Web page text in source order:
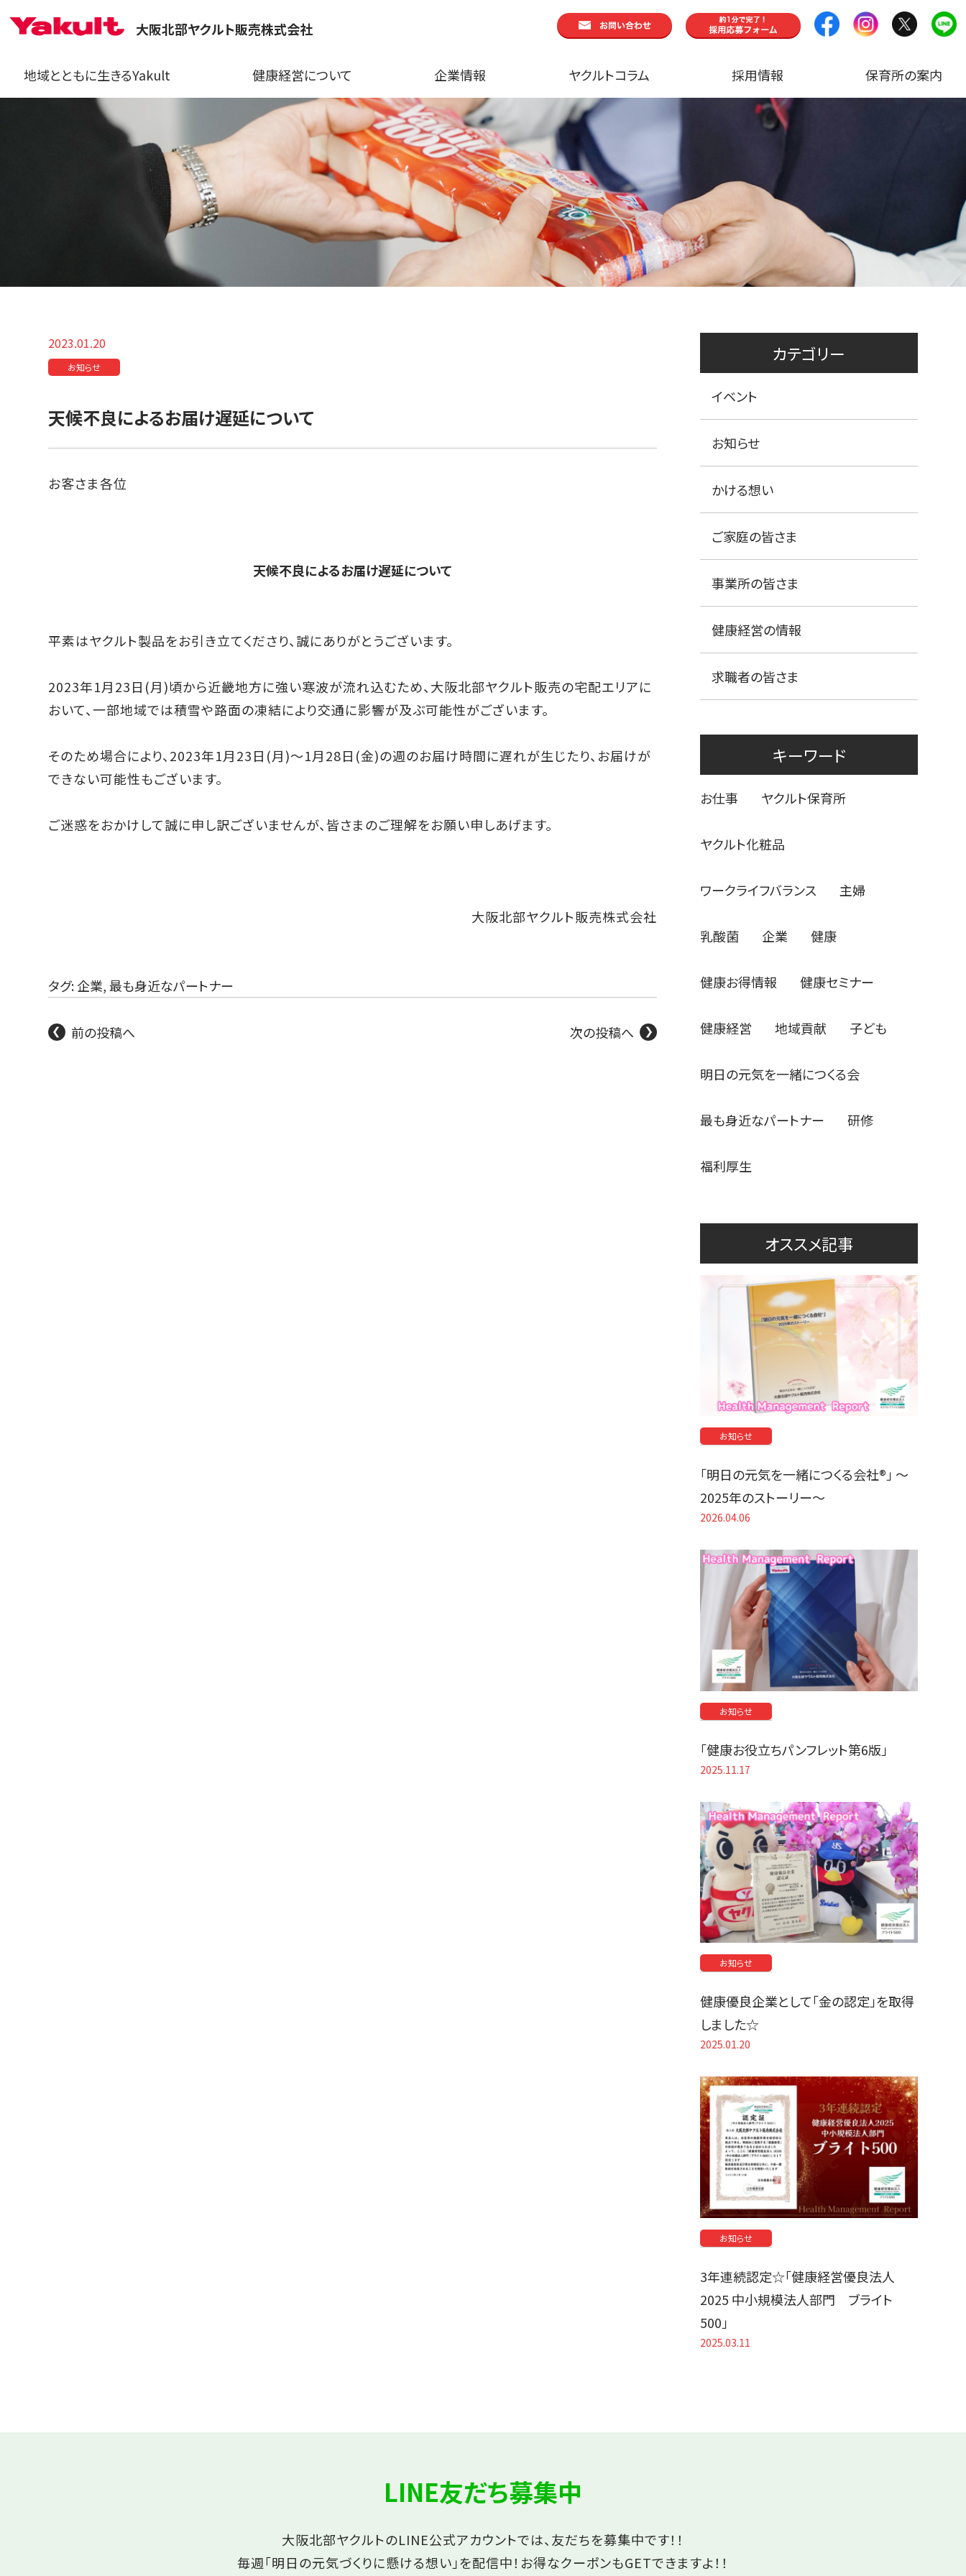
大阪北部ヤクルト販売株式会社
地域とともに生きるYakult 健康経営について 企業情報 ヤクルトコラム 採用情報 保育所の案内
2023.01.20
お知らせ
天候不良によるお届け遅延について
お客さま各位
天候不良によるお届け遅延について
平素はヤクルト製品をお引き立てくださり、誠にありがとうございます。
2023年1月23日(月)頃から近畿地方に強い寒波が流れ込むため、大阪北部ヤクルト販売の宅配エリアに
おいて、一部地域では積雪や路面の凍結により交通に影響が及ぶ可能性がございます。
そのため場合により、2023年1月23日(月)～1月28日(金)の週のお届け時間に遅れが生じたり、お届けが
できない可能性もございます。
ご迷惑をおかけして誠に申し訳ございませんが、皆さまのご理解をお願い申しあげます。
大阪北部ヤクルト販売株式会社
タグ:企業,最も身近なパートナー
前の投稿へ 次の投稿へ
カテゴリー
イベント
お知らせ
かける想い
ご家庭の皆さま
事業所の皆さま
健康経営の情報
求職者の皆さま
キーワード
お仕事 ヤクルト保育所
ヤクルト化粧品
ワークライフバランス 主婦
乳酸菌 企業 健康
健康お得情報 健康セミナー
健康経営 地域貢献 子ども
明日の元気を一緒につくる会
最も身近なパートナー 研修
福利厚生
オススメ記事
お知らせ
「明日の元気を一緒につくる会社®」 〜
2025年のストーリー〜
2026.04.06
お知らせ
「健康お役立ちパンフレット第6版」
2025.11.17
お知らせ
健康優良企業として「金の認定」を取得
しました☆
2025.01.20
お知らせ
3年連続認定☆「健康経営優良法人
2025 中小規模法人部門 ブライト
500」
2025.03.11
LINE友だち募集中
大阪北部ヤクルトのLINE公式アカウントでは、友だちを募集中です！！
毎週「明日の元気づくりに懸ける想い」を配信中！ お得なクーポンもGETできますよ！！